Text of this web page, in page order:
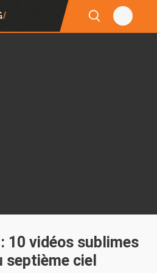
10 vidéos sublimes
septième ciel